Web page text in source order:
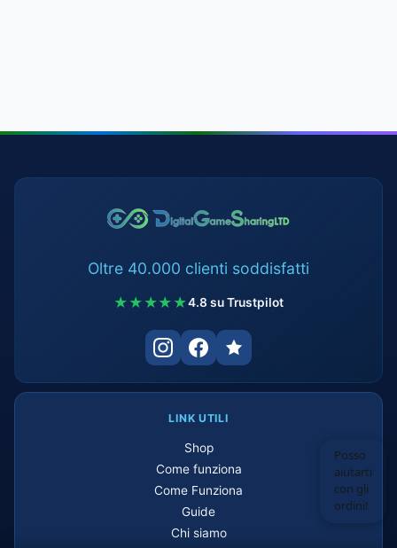
Oltre 40.000 clienti soddisfatti
★★★★★4.8 su Trustpilot
LINK UTILI
Shop
Come funziona
Come Funziona
Guide
Chi siamo
Posso
aiutarti
con gli
ordini!